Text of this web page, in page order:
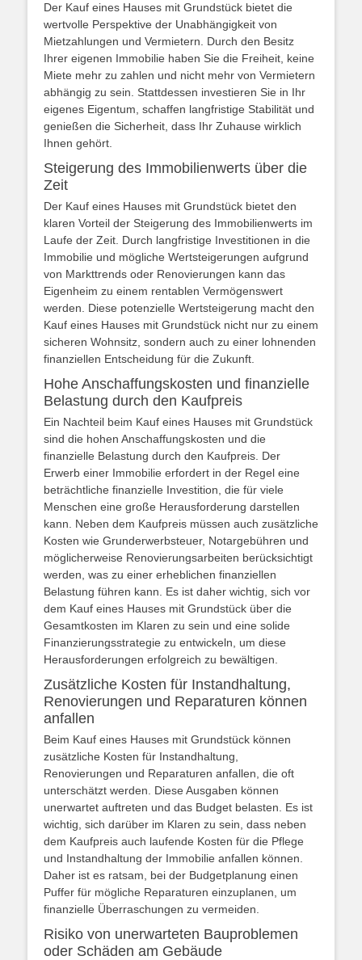
Der Kauf eines Hauses mit Grundstück bietet die
wertvolle Perspektive der Unabhängigkeit von
Mietzahlungen und Vermietern. Durch den Besitz
Ihrer eigenen Immobilie haben Sie die Freiheit, keine
Miete mehr zu zahlen und nicht mehr von Vermietern
abhängig zu sein. Stattdessen investieren Sie in Ihr
eigenes Eigentum, schaffen langfristige Stabilität und
genießen die Sicherheit, dass Ihr Zuhause wirklich
Ihnen gehört.
Steigerung des Immobilienwerts über die
Zeit
Der Kauf eines Hauses mit Grundstück bietet den
klaren Vorteil der Steigerung des Immobilienwerts im
Laufe der Zeit. Durch langfristige Investitionen in die
Immobilie und mögliche Wertsteigerungen aufgrund
von Markttrends oder Renovierungen kann das
Eigenheim zu einem rentablen Vermögenswert
werden. Diese potenzielle Wertsteigerung macht den
Kauf eines Hauses mit Grundstück nicht nur zu einem
sicheren Wohnsitz, sondern auch zu einer lohnenden
finanziellen Entscheidung für die Zukunft.
Hohe Anschaffungskosten und finanzielle
Belastung durch den Kaufpreis
Ein Nachteil beim Kauf eines Hauses mit Grundstück
sind die hohen Anschaffungskosten und die
finanzielle Belastung durch den Kaufpreis. Der
Erwerb einer Immobilie erfordert in der Regel eine
beträchtliche finanzielle Investition, die für viele
Menschen eine große Herausforderung darstellen
kann. Neben dem Kaufpreis müssen auch zusätzliche
Kosten wie Grunderwerbsteuer, Notargebühren und
möglicherweise Renovierungsarbeiten berücksichtigt
werden, was zu einer erheblichen finanziellen
Belastung führen kann. Es ist daher wichtig, sich vor
dem Kauf eines Hauses mit Grundstück über die
Gesamtkosten im Klaren zu sein und eine solide
Finanzierungsstrategie zu entwickeln, um diese
Herausforderungen erfolgreich zu bewältigen.
Zusätzliche Kosten für Instandhaltung,
Renovierungen und Reparaturen können
anfallen
Beim Kauf eines Hauses mit Grundstück können
zusätzliche Kosten für Instandhaltung,
Renovierungen und Reparaturen anfallen, die oft
unterschätzt werden. Diese Ausgaben können
unerwartet auftreten und das Budget belasten. Es ist
wichtig, sich darüber im Klaren zu sein, dass neben
dem Kaufpreis auch laufende Kosten für die Pflege
und Instandhaltung der Immobilie anfallen können.
Daher ist es ratsam, bei der Budgetplanung einen
Puffer für mögliche Reparaturen einzuplanen, um
finanzielle Überraschungen zu vermeiden.
Risiko von unerwarteten Bauproblemen
oder Schäden am Gebäude